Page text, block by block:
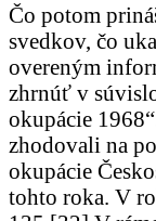
Čo potom
svedkov, čo
overeným
zhrnúť v
okupácie
zhodovali na
okupácie
tohto roka. V